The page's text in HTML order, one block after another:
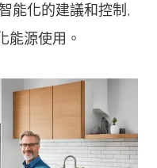
能化的建議和控制,
能源使用。